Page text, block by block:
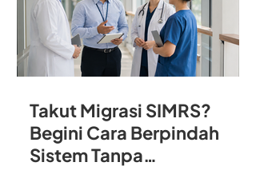
Takut Migrasi SIMRS?
Begini Cara Berpindah
Sistem Tanpa